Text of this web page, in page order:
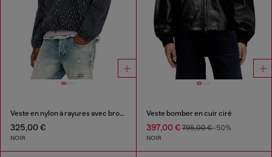
Veste en nylon à rayures avec broderie Phoenix
325,00 €
NOIR
Veste bomber en cuir ciré
397,00 €795,00 €-50%
NOIR